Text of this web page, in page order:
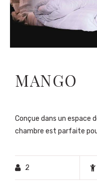
MANGO
Conçue dans un espace
chambre est parfaite
2